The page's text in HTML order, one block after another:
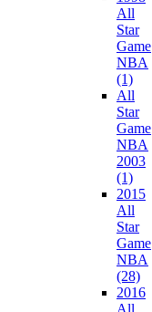
All
Star
Game
NBA
(1)
All
Star
Game
NBA
2003
(1)
2015
All
Star
Game
NBA
(28)
2016
All